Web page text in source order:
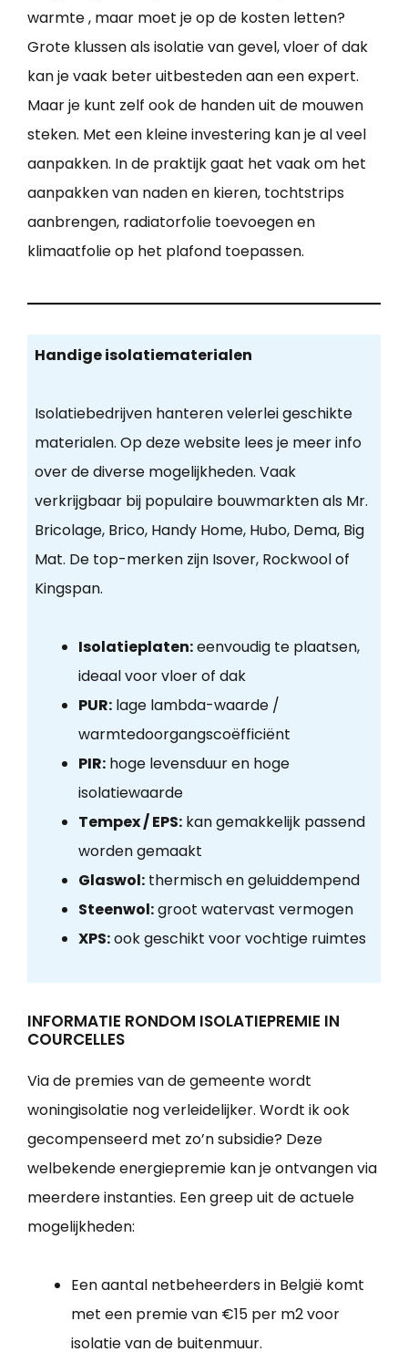
warmte , maar moet je op de kosten letten?
Grote klussen als isolatie van gevel, vloer of dak
kan je vaak beter uitbesteden aan een expert.
Maar je kunt zelf ook de handen uit de mouwen
steken. Met een kleine investering kan je al veel
aanpakken. In de praktijk gaat het vaak om het
aanpakken van naden en kieren, tochtstrips
aanbrengen, radiatorfolie toevoegen en
klimaatfolie op het plafond toepassen.
Handige isolatiematerialen
Isolatiebedrijven hanteren velerlei geschikte
materialen. Op deze website lees je meer info
over de diverse mogelijkheden. Vaak
verkrijgbaar bij populaire bouwmarkten als Mr.
Bricolage, Brico, Handy Home, Hubo, Dema, Big
Mat. De top-merken zijn Isover, Rockwool of
Kingspan.
Isolatieplaten:eenvoudig te plaatsen,
ideaal voor vloer of dak
PUR:lage lambda-waarde /
warmtedoorgangscoëfficiënt
PIR:hoge levensduur en hoge
isolatiewaarde
Tempex / EPS:kan gemakkelijk passend
worden gemaakt
Glaswol:thermisch en geluiddempend
Steenwol:groot watervast vermogen
XPS:ook geschikt voor vochtige ruimtes
INFORMATIE RONDOM ISOLATIEPREMIE IN
COURCELLES
Via de premies van de gemeente wordt
woningisolatie nog verleidelijker. Wordt ik ook
gecompenseerd met zo’n subsidie? Deze
welbekende energiepremie kan je ontvangen via
meerdere instanties. Een greep uit de actuele
mogelijkheden:
Een aantal netbeheerders in België komt
met een premie van €15 per m2 voor
isolatie van de buitenmuur.